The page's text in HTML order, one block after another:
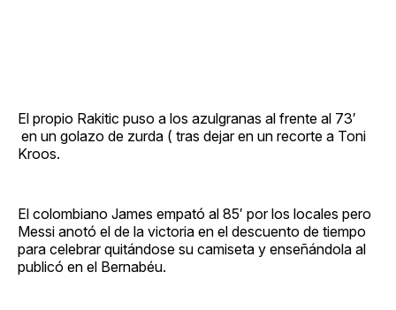
El propio Rakitic puso a los azulgranas al frente al 73′
en un golazo de zurda ( tras dejar en un recorte a Toni
Kroos.
El colombiano James empató al 85′ por los locales pero
Messi anotó el de la victoria en el descuento de tiempo
para celebrar quitándose su camiseta y enseñándola al
publicó en el Bernabéu.